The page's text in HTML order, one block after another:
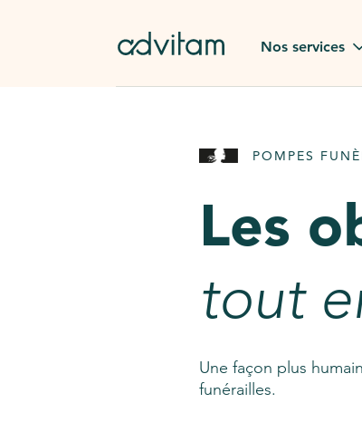
Nos services
Rapatriement à
Pierre tombale
AssistGPT
Nos services en
POMPES
Les
tout
Une façon plus
funérailles.